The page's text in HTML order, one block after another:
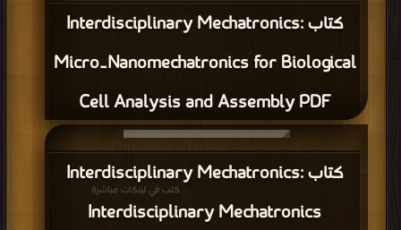
كتاب Interdisciplinary Mechatronics:
Micro‐Nanomechatronics for Biological
Cell Analysis and Assembly PDF
كتاب Interdisciplinary Mechatronics:
Interdisciplinary Mechatronics
قراءة و تحميل كتاب كتاب Interdisciplinary Mechatronics: Interdisciplinary
Mechatronics Engineering Science and the Evolution of Human Friendly and
كتب في لينكات مباشرة
مرة/مرات